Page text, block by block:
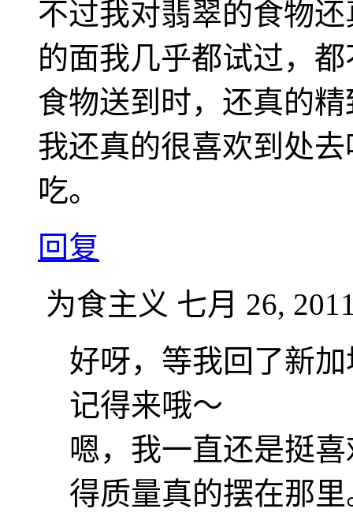
不过我对翡翠的食物
的面我几乎都试过，
食物送到时，还真的
我还真的很喜欢到处
吃。
回复
为食主义 七月 26,
好呀，等我回了新
记得来哦～
嗯，我一直还是挺
得质量真的摆在那里